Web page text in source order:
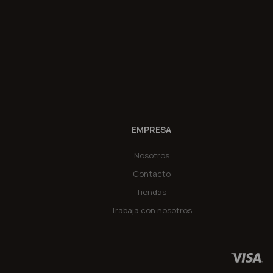
EMPRESA
Nosotros
Contacto
Tiendas
Trabaja con nosotros